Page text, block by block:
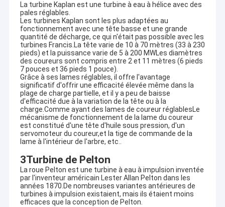
La turbine Kaplan est une turbine à eau à hélice avec des
pales réglables.
Les turbines Kaplan sont les plus adaptées au
fonctionnement avec une tête basse et une grande
quantité de décharge, ce qui n'était pas possible avec les
turbines Francis.La tête varie de 10 à 70 mètres (33 à 230
pieds) et la puissance varie de 5 à 200 MWLes diamètres
des coureurs sont compris entre 2 et 11 mètres (6 pieds
7 pouces et 36 pieds 1 pouce).
Grâce à ses lames réglables, il offre l'avantage
significatif d'offrir une efficacité élevée même dans la
plage de charge partielle, et il y a peu de baisse
d'efficacité due à la variation de la tête ou à la
charge.Comme ayant des lames de coureur réglablesLe
mécanisme de fonctionnement de la lame du coureur
est constitué d'une tête d'huile sous pression, d'un
servomoteur du coureur,et la tige de commande de la
lame à l'intérieur de l'arbre, etc..
3Turbine de Pelton
La roue Pelton est une turbine à eau à impulsion inventée
par l'inventeur américain Lester Allan Pelton dans les
années 1870.De nombreuses variantes antérieures de
turbines à impulsion existaient, mais ils étaient moins
efficaces que la conception de Pelton.